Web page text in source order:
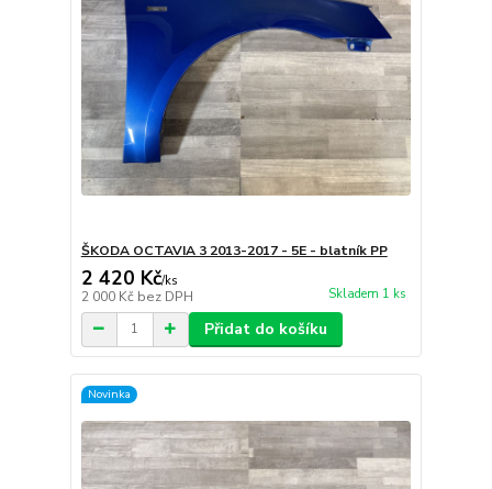
ŠKODA OCTAVIA 3 2013-2017 - 5E - blatník PP
2 420 Kč/ks
2 000 Kč bez DPH Skladem 1 ks
Přidat do košíku
Novinka